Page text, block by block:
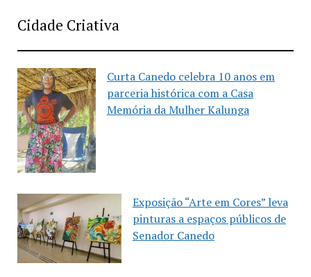
Cidade Criativa
Curta Canedo celebra 10 anos em
parceria histórica com a Casa
Memória da Mulher Kalunga
Exposição “Arte em Cores” leva
pinturas a espaços públicos de
Senador Canedo